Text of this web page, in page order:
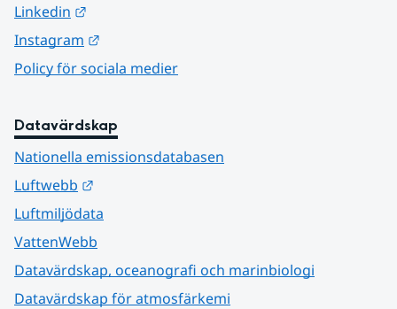
Linkedin
Instagram
Policy för sociala medier
Datavärdskap
Nationella emissionsdatabasen
Luftwebb
Luftmiljödata
VattenWebb
Datavärdskap, oceanografi och marinbiologi
Datavärdskap för atmosfärkemi